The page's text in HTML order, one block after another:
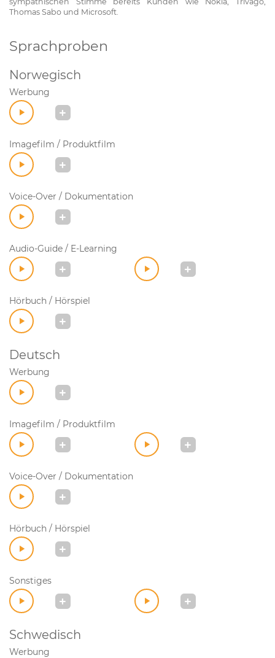
Thomas Sabo und Microsoft.
Sprachproben
Norwegisch
Werbung
Imagefilm / Produktfilm
Voice-Over / Dokumentation
Audio-Guide / E-Learning
Hörbuch / Hörspiel
Deutsch
Werbung
Imagefilm / Produktfilm
Voice-Over / Dokumentation
Hörbuch / Hörspiel
Sonstiges
Schwedisch
Werbung